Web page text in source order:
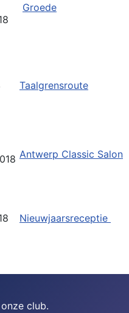
Groede
Taalgrensroute
Antwerp Classic Salon
Nieuwjaarsreceptie
club.